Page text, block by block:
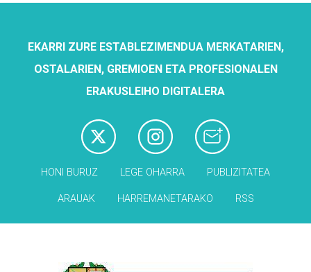
EKARRI ZURE ESTABLEZIMENDUA MERKATARIEN,
OSTALARIEN, GREMIOEN ETA PROFESIONALEN
ERAKUSLEIHO DIGITALERA
HONI BURUZ LEGE OHARRA PUBLIZITATEA
ARAUAK HARREMANETARAKO RSS